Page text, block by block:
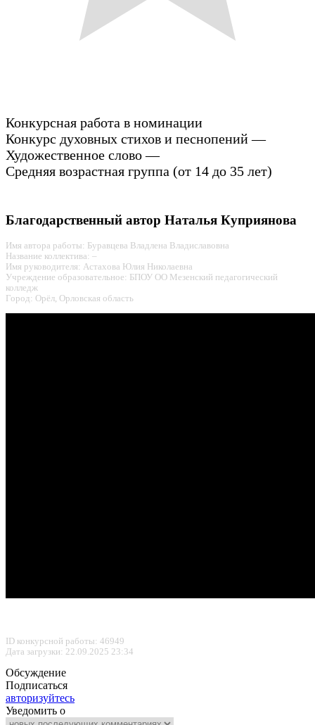
Конкурсная работа в номинации
Конкурс духовных стихов и песнопений —
Художественное слово —
Средняя возрастная группа (от 14 до 35 лет)
Благодарственный автор Наталья Куприянова
Имя автора работы: Буравцева Владлена Владиславовна
Название коллектива: –
Имя руководителя: Астахова Юлия Николаевна
Учреждение образовательное: БПОУ ОО Мезенский педагогический
колледж
Город: Орёл, Орловская область
ID конкурсной работы: 46949
Дата загрузки: 22.09.2025 23:34
Обсуждение
Подписаться
авторизуйтесь
Уведомить о